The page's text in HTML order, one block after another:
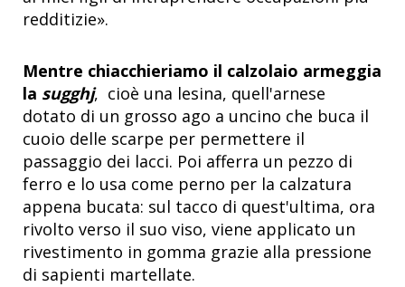
redditizie».
Mentre chiacchieriamo il calzolaio armeggia
la sugghj, cioè una lesina, quell'arnese
dotato di un grosso ago a uncino che buca il
cuoio delle scarpe per permettere il
passaggio dei lacci. Poi afferra un pezzo di
ferro e lo usa come perno per la calzatura
appena bucata: sul tacco di quest'ultima, ora
rivolto verso il suo viso, viene applicato un
rivestimento in gomma grazie alla pressione
di sapienti martellate.